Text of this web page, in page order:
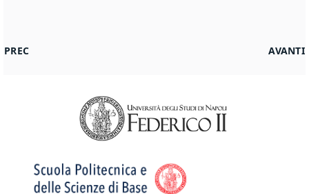
ARTICOLO PRECEDENTE: ATTIVITÀ DIDATTICA
PREC AVANTI